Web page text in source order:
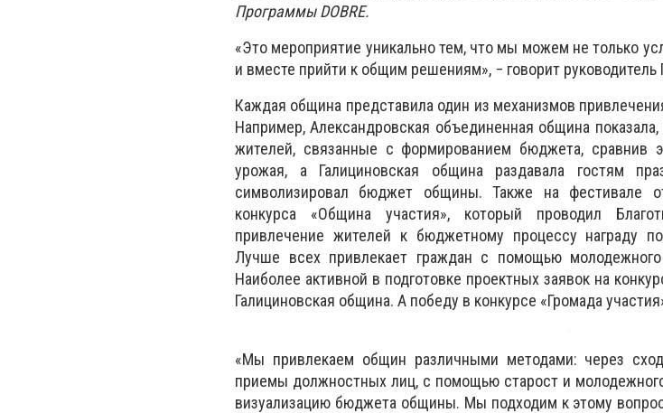
Программы DOBRE.
«Это мероприятие уникально тем, что мы можем не только
и вместе прийти к общим решениям», − говорит
Каждая община представила один из механизмов
Например, Александровская объединенная община
жителей, связанные с формированием бюджета, сравнив
урожая, а Галициновская община раздавала гостям
символизировал бюджет общины. Также на фестивале
конкурса «Община участия», который проводил
привлечение жителей к бюджетному процессу награду
Лучше всех привлекает граждан с помощью
Наиболее активной в подготовке проектных заявок на
Галициновская община. А победу в конкурсе «Громада
«Мы привлекаем общин различными методами: через
приемы должностных лиц, с помощью старост и
визуализацию бюджета общины. Мы подходим к этому